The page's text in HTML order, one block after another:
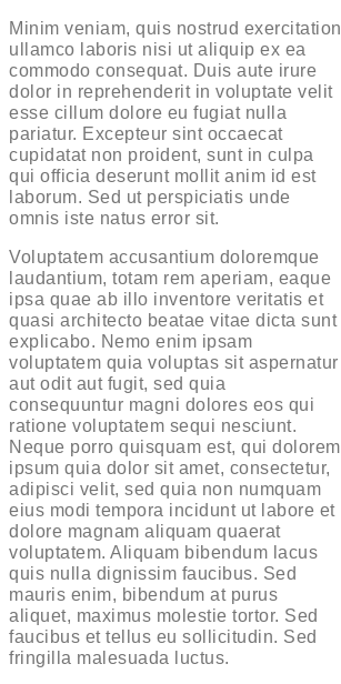
Minim veniam, quis nostrud exercitation
ullamco laboris nisi ut aliquip ex ea
commodo consequat. Duis aute irure
dolor in reprehenderit in voluptate velit
esse cillum dolore eu fugiat nulla
pariatur. Excepteur sint occaecat
cupidatat non proident, sunt in culpa
qui officia deserunt mollit anim id est
laborum. Sed ut perspiciatis unde
omnis iste natus error sit.
Voluptatem accusantium doloremque
laudantium, totam rem aperiam, eaque
ipsa quae ab illo inventore veritatis et
quasi architecto beatae vitae dicta sunt
explicabo. Nemo enim ipsam
voluptatem quia voluptas sit aspernatur
aut odit aut fugit, sed quia
consequuntur magni dolores eos qui
ratione voluptatem sequi nesciunt.
Neque porro quisquam est, qui dolorem
ipsum quia dolor sit amet, consectetur,
adipisci velit, sed quia non numquam
eius modi tempora incidunt ut labore et
dolore magnam aliquam quaerat
voluptatem. Aliquam bibendum lacus
quis nulla dignissim faucibus. Sed
mauris enim, bibendum at purus
aliquet, maximus molestie tortor. Sed
faucibus et tellus eu sollicitudin. Sed
fringilla malesuada luctus.